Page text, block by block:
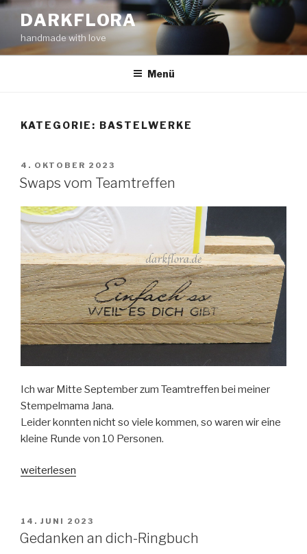
Zum
Inhalt
springen
DARKFLORA
handmade with love
Menü
KATEGORIE: BASTELWERKE
VERÖFFENTLICHT
AM
4. OKTOBER 2023
Swaps vom Teamtreffen
Ich war Mitte September zum Teamtreffen bei meiner
Stempelmama Jana.
Leider konnten nicht so viele kommen, so waren wir eine
kleine Runde von 10 Personen.
„Swaps
weiterlesen
VERÖFFENTLICHT
AM
14. JUNI 2023
Gedanken an dich-Ringbuch